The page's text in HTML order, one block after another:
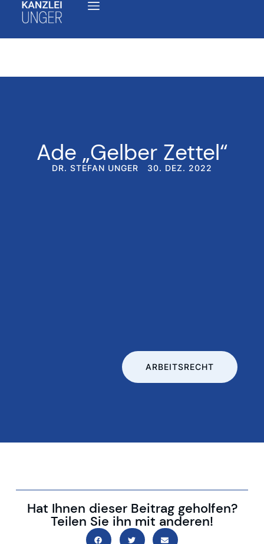
Ade „Gelber Zettel“
DR. STEFAN UNGER 30. DEZ. 2022
ARBEITSRECHT
Hat Ihnen dieser Beitrag geholfen?
Teilen Sie ihn mit anderen!